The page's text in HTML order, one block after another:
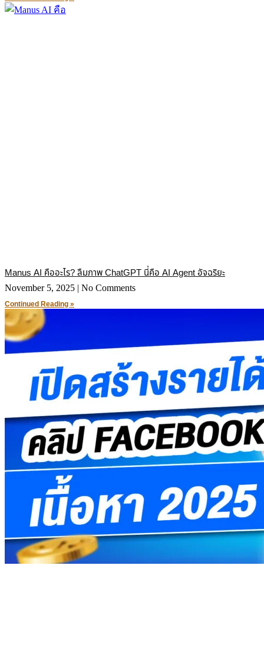
Manus AI คืออะไร? ลืมภาพ ChatGPT นี่คือ AI Agent อัจฉริยะ
November 5, 2025 No Comments
Continued Reading »